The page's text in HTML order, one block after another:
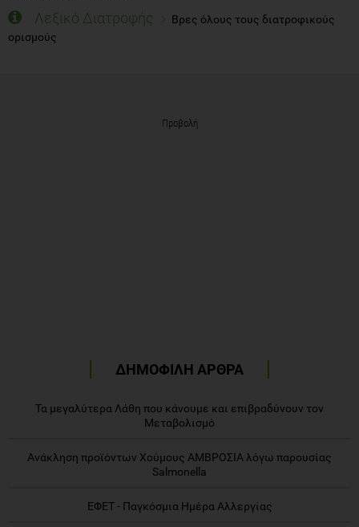
Λεξικό Διατροφής
Βρες όλους τους διατροφικούς
ορισμούς
Προβολή
ΔΗΜΟΦΙΛΗ ΑΡΘΡΑ
Τα μεγαλύτερα Λάθη που κάνουμε και επιβραδύνουν τον
Μεταβολισμό
Ανάκληση προϊόντων Χούμους ΑΜΒΡΟΣΙΑ λόγω παρουσίας
Salmonella
ΕΦΕΤ - Παγκόσμια Ημέρα Αλλεργίας